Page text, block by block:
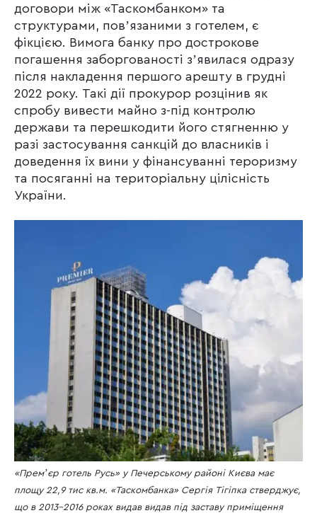
договори між «Таскомбанком» та
структурами, повʼязаними з готелем, є
фікцією. Вимога банку про дострокове
погашення заборгованості зʼявилася одразу
після накладення першого арешту в грудні
2022 року. Такі дії прокурор розцінив як
спробу вивести майно з-під контролю
держави та перешкодити його стягненню у
разі застосування санкцій до власників і
доведення їх вини у фінансуванні тероризму
та посяганні на територіальну цілісність
України.
«Премʼєр готель Русь» у Печерському районі Києва має
площу 22,9 тис кв.м. «Таскомбанка» Сергія Тігіпка стверджує,
що в 2013-2016 роках видав видав під заставу приміщення